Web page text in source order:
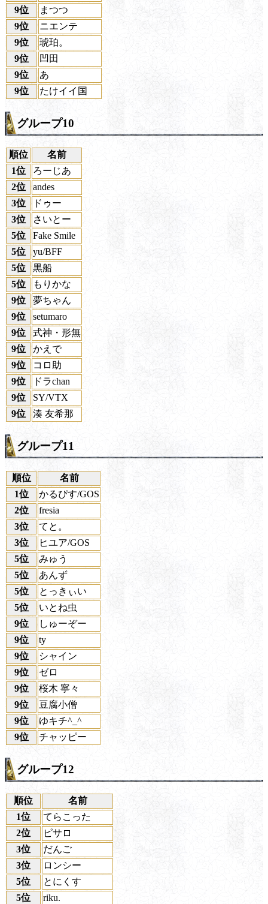
9位
まつつ
9位
ニエンテ
9位
琥珀。
9位
凹田
9位
あ
9位
たけイイ国
グループ10
順位
名前
1位
ろーじあ
2位
andes
3位
ドゥー
3位
さいとー
5位
Fake Smile
5位
yu/BFF
5位
黒船
5位
もりかな
9位
夢ちゃん
9位
setumaro
9位
式神・形無
9位
かえで
9位
コロ助
9位
ドラchan
9位
SY/VTX
9位
湊 友希那
グループ11
順位
名前
1位
かるぴす/GOS
2位
fresia
3位
てと。
3位
ヒユア/GOS
5位
みゅう
5位
あんず
5位
とっきぃい
5位
いとね虫
9位
しゅーぞー
9位
ty
9位
シャイン
9位
ゼロ
9位
桜木 寧々
9位
豆腐小僧
9位
ゆキチ^_^
9位
チャッピー
グループ12
順位
名前
1位
てらこった
2位
ピサロ
3位
だんご
3位
ロンシー
5位
とにくす
5位
riku.